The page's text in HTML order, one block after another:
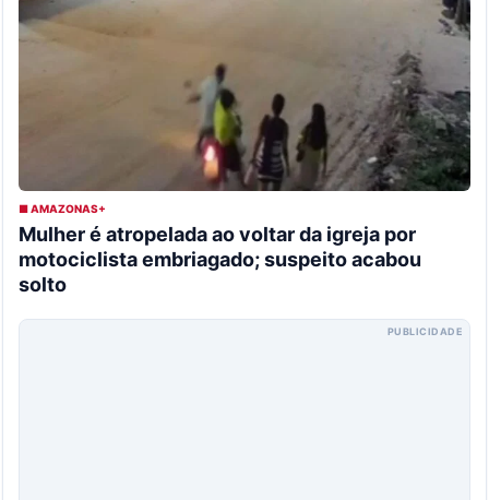
■ AMAZONAS+
Mulher é atropelada ao voltar da igreja por
motociclista embriagado; suspeito acabou
solto
PUBLICIDADE